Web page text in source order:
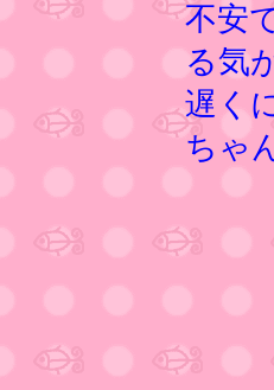
不安
る気
遅く
ちゃ